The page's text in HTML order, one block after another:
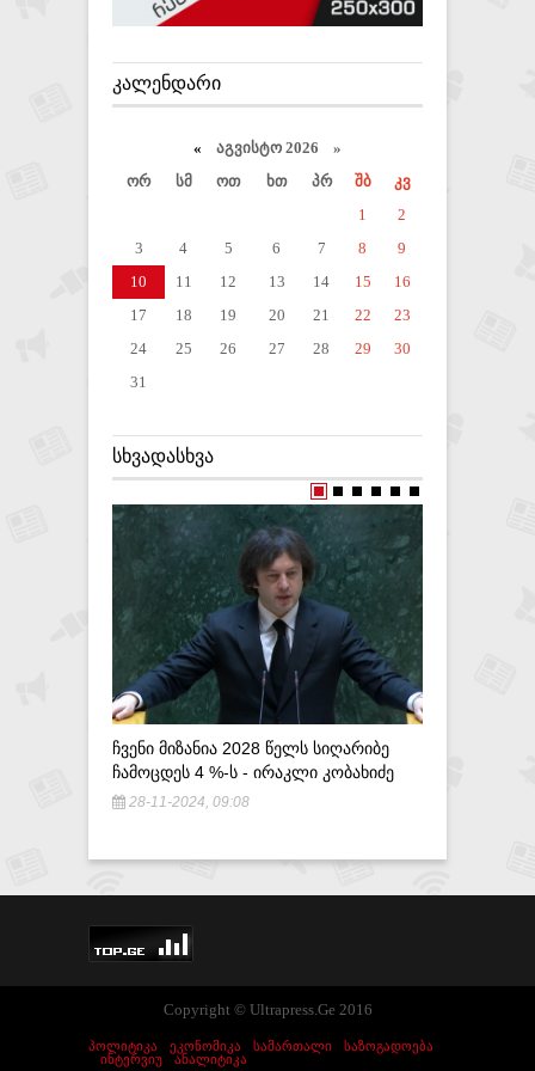
ᲙᲐᲚᲔᲜᲓᲐᲠᲘ
« აგვისტო 2026 »
ორ
სმ ოთ ხთ პრ შბ
კვ
1
2
3
4 5 6 7 8
9
10
11 12 13 14 15
16
17
18 19 20 21 22
23
24
25 26 27 28 29
30
31
ᲡᲮᲕᲐᲓᲐᲡᲮᲕᲐ
ᲩᲕᲔᲜᲘ ᲛᲘᲖᲐᲜᲘᲐ 2028 ᲬᲔᲚᲡ ᲡᲘᲦᲐᲠᲘᲑᲔ
ᲩᲐᲛᲝᲪᲓᲔᲡ 4 %-Ს - ᲘᲠᲐᲙᲚᲘ ᲙᲝᲑᲐᲮᲘᲫᲔ
28-11-2024, 09:08
Copyright © Ultrapress.Ge 2016
ᲞᲝᲚᲘᲢᲘᲙᲐ ᲔᲙᲝᲜᲝᲛᲘᲙᲐ ᲡᲐᲛᲐᲠᲗᲐᲚᲘ
ᲡᲐᲖᲝᲒᲐᲓᲝᲔᲑᲐ
ᲘᲜᲢᲔᲠᲕᲘᲣ
ᲐᲜᲐᲚᲘᲢᲘᲙᲐ